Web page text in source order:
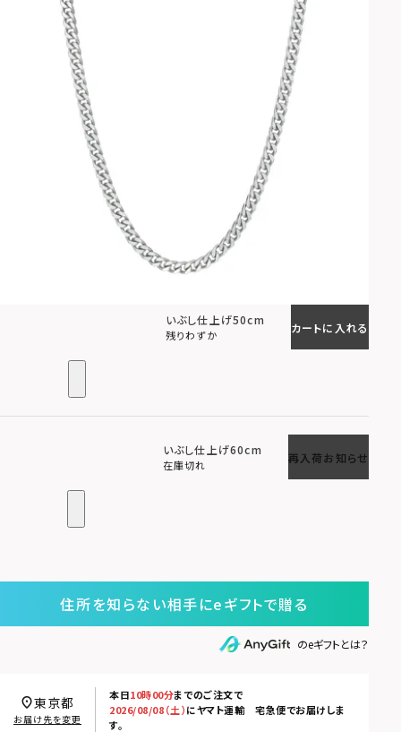
いぶし仕上げ50cm
残りわずか
カートに入れる
いぶし仕上げ60cm
在庫切れ
再入荷お知らせ
住所を知らない相手にeギフトで贈る
のeギフトとは？
本日10時00分までのご注文で
2026/08/08（土）にヤマト運輸 宅急便でお届けしま
す。
東京都
お届け先を変更